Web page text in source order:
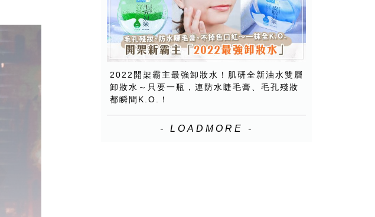
2022開架霸主最強卸妝水！肌研全新油水雙層
卸妝水～只要一瓶，連防水睫毛膏、毛孔殘妝
都瞬間K.O.！
- LOADMORE -